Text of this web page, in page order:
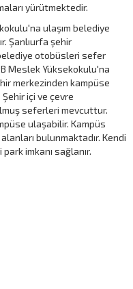
yürütmektedir.
ulaşım belediye
Şanlıurfa şehir
otobüsleri sefer
Meslek Yüksekokulu'na
merkezinden kampüse
Şehir içi ve çevre
seferleri mevcuttur.
ulaşabilir. Kampüs
bulunmaktadır. Kendi
imkanı sağlanır.